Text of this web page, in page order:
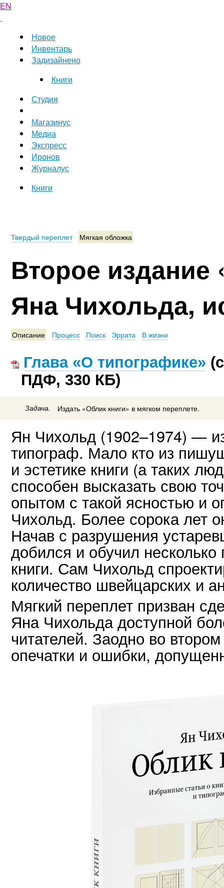
EN
Новое
Инвентарь
Задизайнено
Книги
Студия
Магазинус
Медиа
Экспресс
Иронов
Журналус
Книги
Твердый переплет Мягкая обложка
Второе издание
Яна Чихольда,
Описание Процесс Поиск Эррата В жизни
Глава «О типографике»
ПДФ, 330 КБ)
Задача. Издать «Облик книги» в мягком переплете.
Ян Чихольд (1902–1974) —
типограф. Мало кто из
и эстетике книги (а таких
способен высказать свою
опытом с такой ясностью и
Чихольд. Более сорока лет
Начав с разрушения
добился и обучил
книги. Сам Чихольд
количество швейцарских и
Мягкий переплет призван
Яна Чихольда доступной
читателей. Заодно во
опечатки и ошибки,